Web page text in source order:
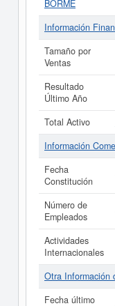
BORME
Información
Tamaño por
Ventas
Resultado
Último Año
Total Activo
Información
Fecha
Constitución
Número de
Empleados
Actividades
Internacionales
Otra Información
Fecha último